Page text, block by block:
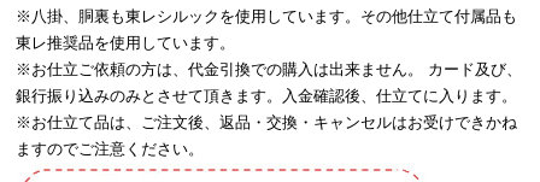
※八掛、胴裏も東レシルックを使用しています。その他仕立て付属品も
東レ推奨品を使用しています。
※お仕立ご依頼の方は、代金引換での購入は出来ません。 カード及び、
銀行振り込みのみとさせて頂きます。入金確認後、仕立てに入ります。
※お仕立て品は、ご注文後、返品・交換・キャンセルはお受けできかね
ますのでご注意ください。